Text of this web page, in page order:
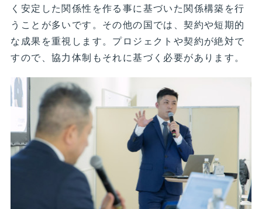
く安定した関係性を作る事に基づいた関係構築を行
うことが多いです。その他の国では、契約や短期的
な成果を重視します。プロジェクトや契約が絶対で
すので、協力体制もそれに基づく必要があります。